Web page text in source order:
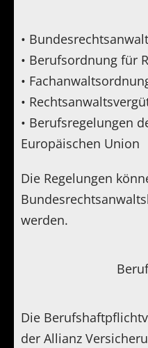
•
• Berufsordnung für
•
•
• Berufsregelungen
Europäischen Union
Die Regelungen
werden.
Die
der Allianz